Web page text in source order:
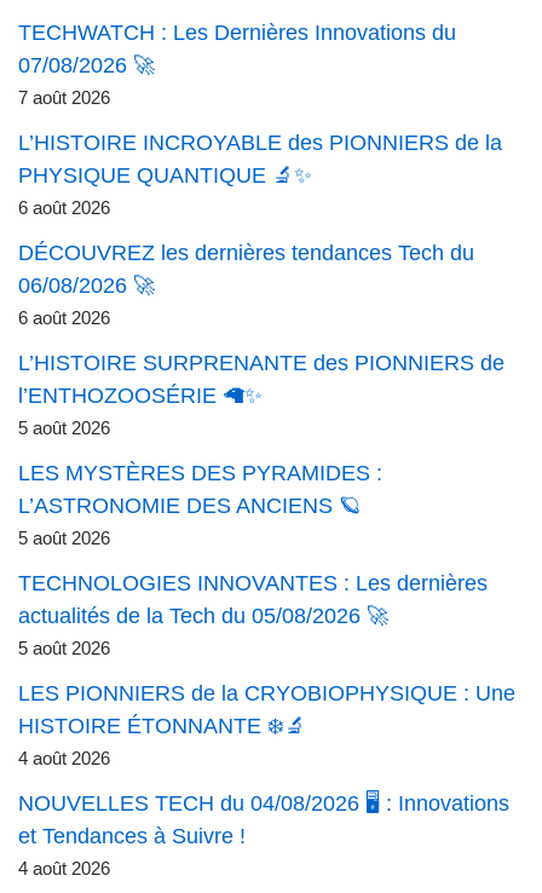
TECHWATCH : Les Dernières Innovations du
07/08/2026 🚀
7 août 2026
L’HISTOIRE INCROYABLE des PIONNIERS de la
PHYSIQUE QUANTIQUE 🔬✨
6 août 2026
DÉCOUVREZ les dernières tendances Tech du
06/08/2026 🚀
6 août 2026
L’HISTOIRE SURPRENANTE des PIONNIERS de
l’ENTHOZOOSÉRIE 🦙✨
5 août 2026
LES MYSTÈRES DES PYRAMIDES :
L’ASTRONOMIE DES ANCIENS 🪐
5 août 2026
TECHNOLOGIES INNOVANTES : Les dernières
actualités de la Tech du 05/08/2026 🚀
5 août 2026
LES PIONNIERS de la CRYOBIOPHYSIQUE : Une
HISTOIRE ÉTONNANTE ❄️🔬
4 août 2026
NOUVELLES TECH du 04/08/2026 🖥️ : Innovations
et Tendances à Suivre !
4 août 2026